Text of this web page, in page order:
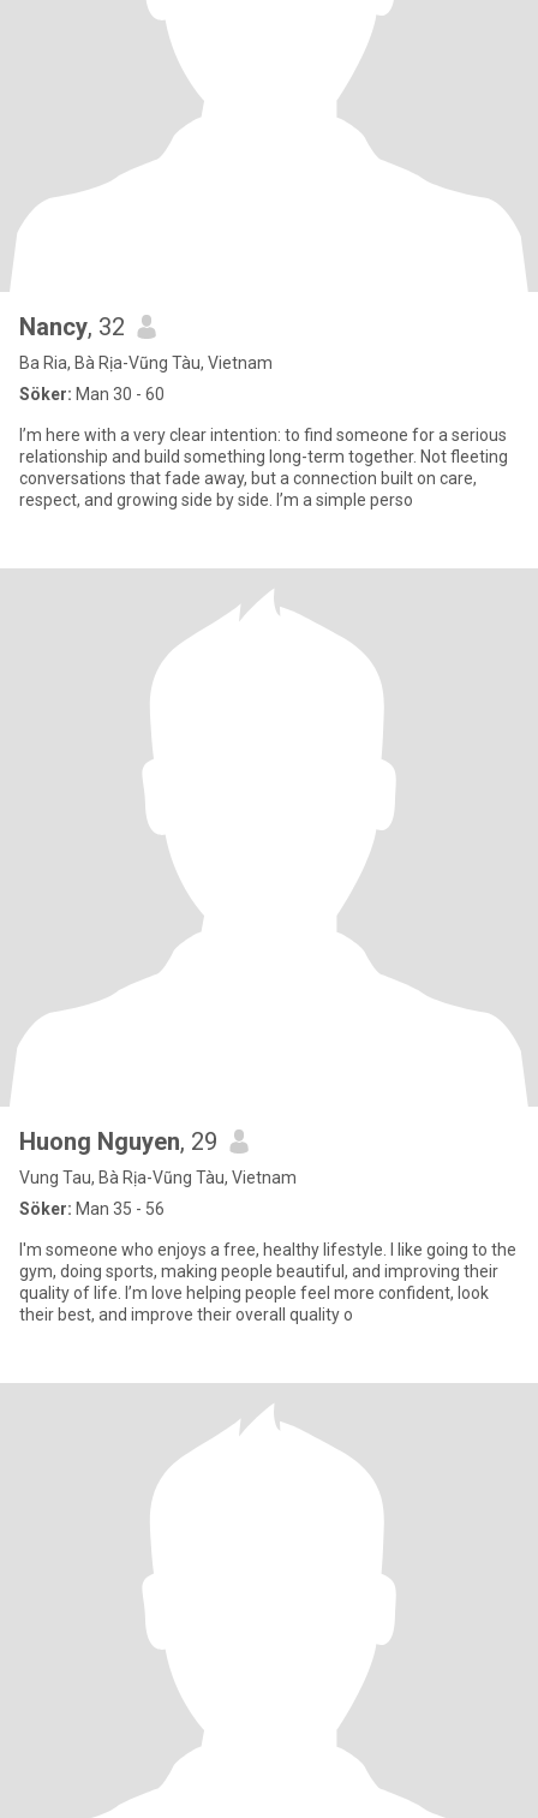
Nancy, 32
Ba Ria, Bà Rịa-Vũng Tàu, Vietnam
Söker: Man 30 - 60
I’m here with a very clear intention: to find someone for a serious
relationship and build something long-term together. Not fleeting
conversations that fade away, but a connection built on care,
respect, and growing side by side. I’m a simple perso
Huong Nguyen, 29
Vung Tau, Bà Rịa-Vũng Tàu, Vietnam
Söker: Man 35 - 56
I'm someone who enjoys a free, healthy lifestyle. I like going to the
gym, doing sports, making people beautiful, and improving their
quality of life. I’m love helping people feel more confident, look
their best, and improve their overall quality o